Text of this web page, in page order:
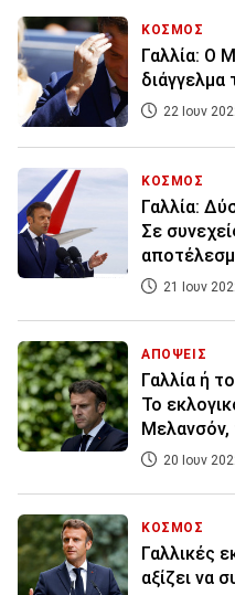
ΚΟΣΜΟΣ
Γαλλία: Ο
22 Ιουν
ΚΟΣΜΟΣ
Γαλλία:
Σε
21 Ιουν
ΑΠΟΨΕΙΣ
Γαλλία ή
To
Μελανσόν,
20 Ιουν
ΚΟΣΜΟΣ
Γαλλικές
αξίζει να